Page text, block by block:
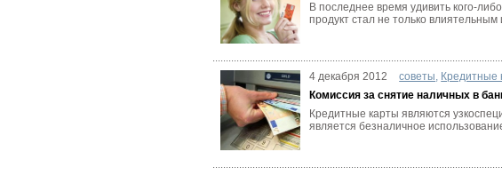
В последнее время удивить кого-
продукт стал не только
4 декабря 2012 советы, Кредитные
Комиссия за снятие наличных в
Кредитные карты являются
является безналичное